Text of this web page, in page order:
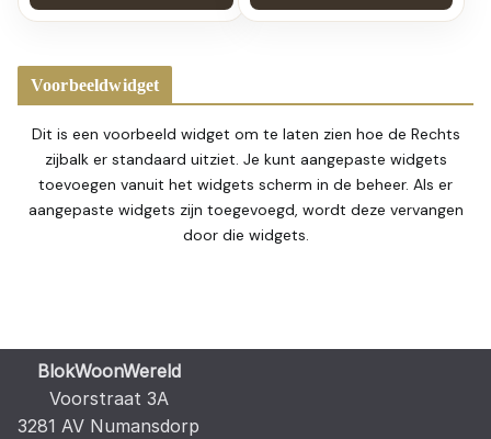
Voorbeeldwidget
Dit is een voorbeeld widget om te laten zien hoe de Rechts
zijbalk er standaard uitziet. Je kunt aangepaste widgets
toevoegen vanuit het widgets scherm in de beheer. Als er
aangepaste widgets zijn toegevoegd, wordt deze vervangen
door die widgets.
BlokWoonWereld
Voorstraat 3A
3281 AV Numansdorp